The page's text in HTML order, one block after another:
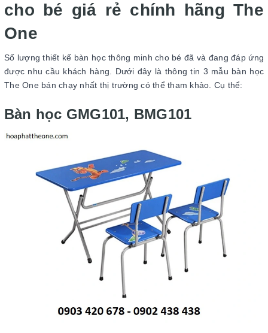
cho bé giá rẻ chính hãng The
One
Số lượng thiết kế bàn học thông minh cho bé đã và đang đáp ứng
được nhu cầu khách hàng. Dưới đây là thông tin 3 mẫu bàn học
The One bán chạy nhất thị trường có thể tham khảo. Cụ thể:
Bàn học GMG101, BMG101